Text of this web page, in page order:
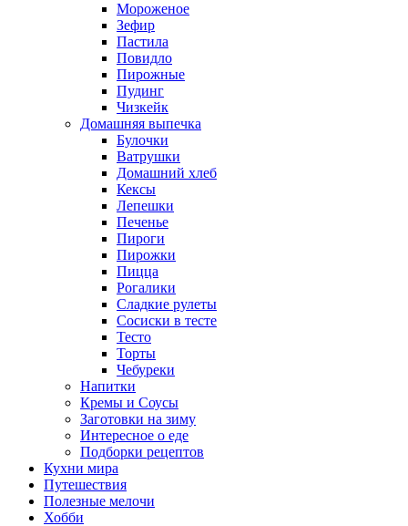
Мороженое
Зефир
Пастила
Повидло
Пирожные
Пудинг
Чизкейк
Домашняя выпечка
Булочки
Ватрушки
Домашний хлеб
Кексы
Лепешки
Печенье
Пироги
Пирожки
Пицца
Рогалики
Сладкие рулеты
Сосиски в тесте
Тесто
Торты
Чебуреки
Напитки
Кремы и Соусы
Заготовки на зиму
Интересное о еде
Подборки рецептов
Кухни мира
Путешествия
Полезные мелочи
Хобби